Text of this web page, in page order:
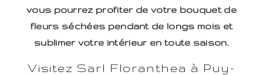
vous pourrez profiter de votre bouquet de
fleurs séchées pendant de longs mois et
sublimer votre intérieur en toute saison.
Visitez Sarl Floranthea à Puy-